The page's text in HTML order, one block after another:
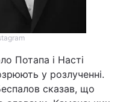
Потапа і Насті
у розлученні.
сказав, що